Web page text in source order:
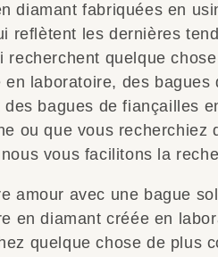
diamant fabriquées en
reflètent les dernières
recherchent quelque
en laboratoire, des
des bagues de fiançailles
ou que vous recherchiez
vous facilitons la
amour avec une bague
en diamant créée en
quelque chose de plus